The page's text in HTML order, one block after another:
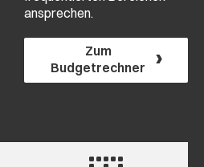
ansprechen.
Zum
Budgetrechner